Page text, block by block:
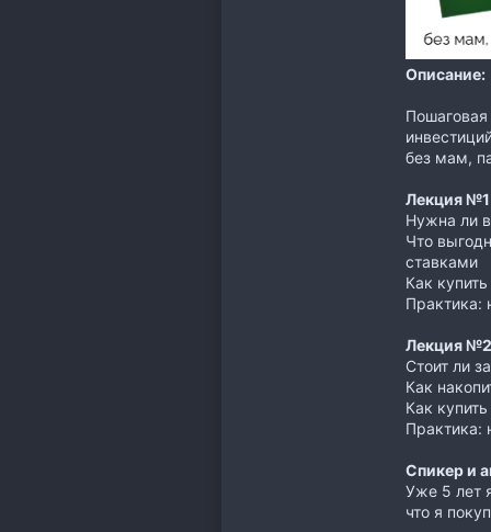
Описание:
без мам,
Лекция №1
Нужна ли
Что
ставками
Как
Практика:
Лекция №2
Стоит ли
Как
Как
Практика:
Cпикер и
Уже 5 лет
что я